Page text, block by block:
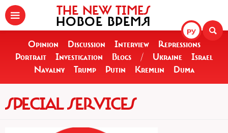
РУ
THE NEW TIMES
НОВОЕ ВРЕМЯ
Opinion Discussion Interview
Repressions
Portrait
Investigation Blogs / Ukraine
Israel
Navalny
Trump Putin Kremlin Duma
SPECIAL SERVICES